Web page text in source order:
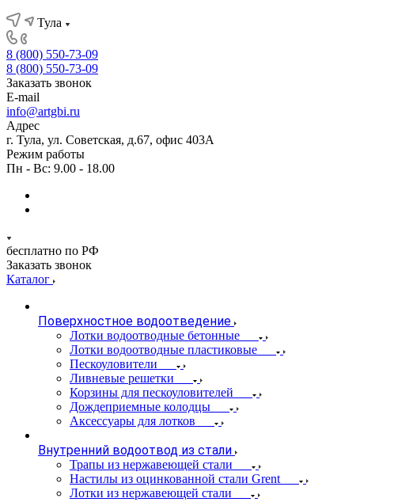
Тула
8 (800) 550-73-09
8 (800) 550-73-09
Заказать звонок
E-mail
info@artgbi.ru
Адрес
г. Тула, ул. Советская, д.67, офис 403А
Режим работы
Пн - Вс: 9.00 - 18.00
бесплатно по РФ
Заказать звонок
Каталог
Поверхностное водоотведение
Лотки водоотводные бетонные
Лотки водоотводные пластиковые
Пескоуловители
Ливневые решетки
Корзины для пескоуловителей
Дождеприемные колодцы
Аксессуары для лотков
Внутренний водоотвод из стали
Трапы из нержавеющей стали
Настилы из оцинкованной стали Grent
Лотки из нержавеющей стали